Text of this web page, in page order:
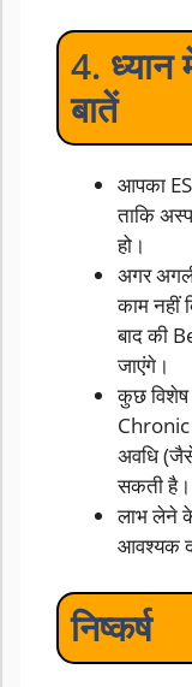
4. ध्यान
बातें
आपका
ताकि
हो।
अगर
काम नहीं
बाद की
जाएंगे।
कुछ विशेष
Chronic
अवधि
सकती है।
लाभ लेने
आवश्यक
निष्कर्ष